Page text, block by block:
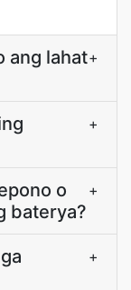
ang lahat+
+
o
baterya?
+
+